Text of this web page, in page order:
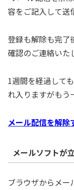
容をご記入して送
登録も解除も完了
確認のご連絡いた
1週間を経過して
れ入りますがもう
メール配信を解除
メールソフトが
ブラウザからメ